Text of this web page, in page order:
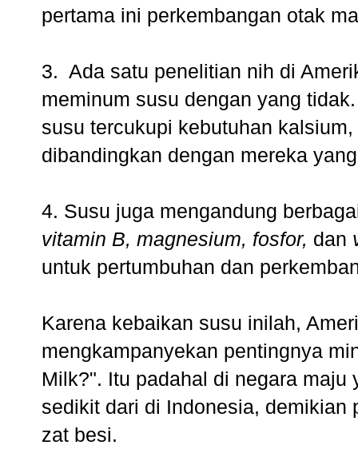
pertama ini perkembangan otak
3. Ada satu penelitian nih di
meminum susu dengan yang
susu tercukupi kebutuhan
dibandingkan dengan mereka
4. Susu juga mengandung
vitamin B, magnesium, fosfor, dan
untuk pertumbuhan dan
Karena kebaikan susu inilah,
mengkampanyekan pentingnya
Milk?". Itu padahal di negara
sedikit dari di Indonesia,
zat besi.